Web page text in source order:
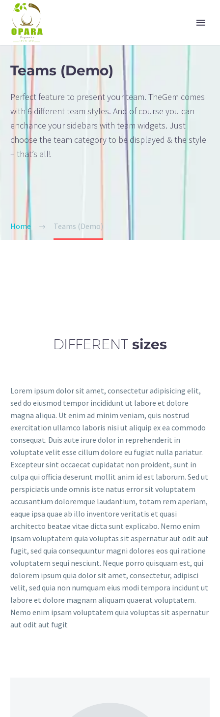
Teams (Demo)
Perfect feature to present your team. TheGem comes
with 6 different team styles. And of course you can
enchance your sidebars with team widgets. Just
choose the team category to be displayed & the style
– that’s all!
Home Teams (Demo)
DIFFERENT sizes
Lorem ipsum dolor sit amet, consectetur adipisicing elit,
sed do eiusmod tempor incididunt ut labore et dolore
magna aliqua. Ut enim ad minim veniam, quis nostrud
exercitation ullamco laboris nisi ut aliquip ex ea commodo
consequat. Duis aute irure dolor in reprehenderit in
voluptate velit esse cillum dolore eu fugiat nulla pariatur.
Excepteur sint occaecat cupidatat non proident, sunt in
culpa qui officia deserunt mollit anim id est laborum. Sed ut
perspiciatis unde omnis iste natus error sit voluptatem
accusantium doloremque laudantium, totam rem aperiam,
eaque ipsa quae ab illo inventore veritatis et quasi
architecto beatae vitae dicta sunt explicabo. Nemo enim
ipsam voluptatem quia voluptas sit aspernatur aut odit aut
fugit, sed quia consequuntur magni dolores eos qui ratione
voluptatem sequi nesciunt. Neque porro quisquam est, qui
dolorem ipsum quia dolor sit amet, consectetur, adipisci
velit, sed quia non numquam eius modi tempora incidunt ut
labore et dolore magnam aliquam quaerat voluptatem.
Nemo enim ipsam voluptatem quia voluptas sit aspernatur
aut odit aut fugit